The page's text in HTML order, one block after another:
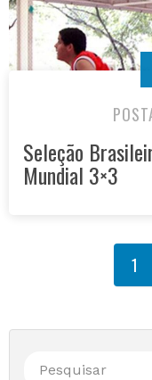
Seleção
Mundial 3×3
1